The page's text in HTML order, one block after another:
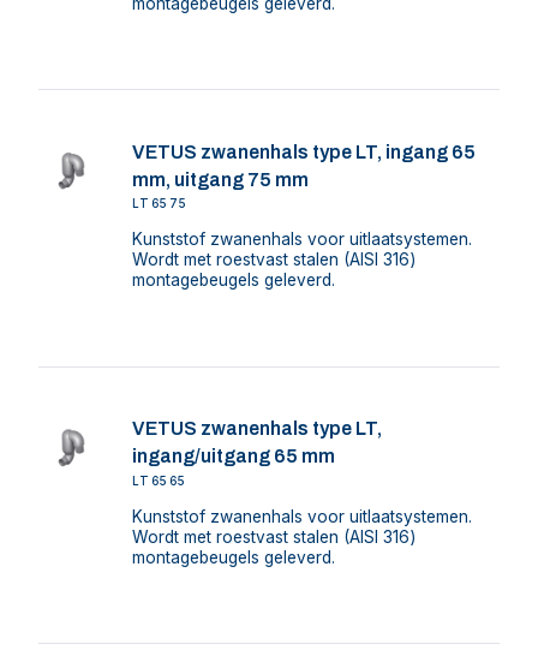
VETUS zwanenhals type LT, ingang 65
mm, uitgang 75 mm
LT6575
Kunststof zwanenhals voor uitlaatsystemen.
Wordt met roestvast stalen (AISI 316)
montagebeugels geleverd.
VETUS zwanenhals type LT,
ingang/uitgang 65 mm
LT6565
Kunststof zwanenhals voor uitlaatsystemen.
Wordt met roestvast stalen (AISI 316)
montagebeugels geleverd.